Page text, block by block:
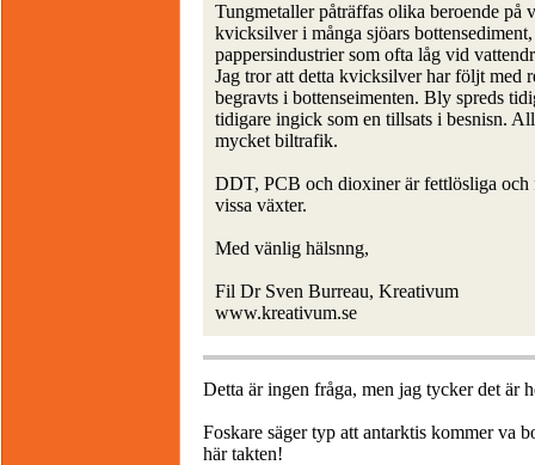
Tungmetaller påträffas olika beroende på
kvicksilver i många sjöars
pappersindustrier som ofta låg vid
Jag tror att detta kvicksilver har följt med
begravts i bottenseimenten. Bly spreds
tidigare ingick som en tillsats i besnisn.
mycket biltrafik.
DDT, PCB och dioxiner är fettlösliga
vissa växter.
Med vänlig hälsnng,
Fil Dr Sven Burreau, Kreativum
www.kreativum.se
Detta är ingen fråga, men jag tycker det är
Foskare säger typ att antarktis kommer va
här takten!